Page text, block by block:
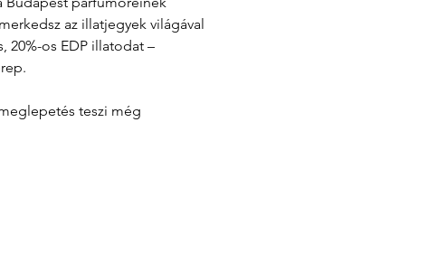
az illatjegyek világával
20%-os EDP illatodat –
teszi még